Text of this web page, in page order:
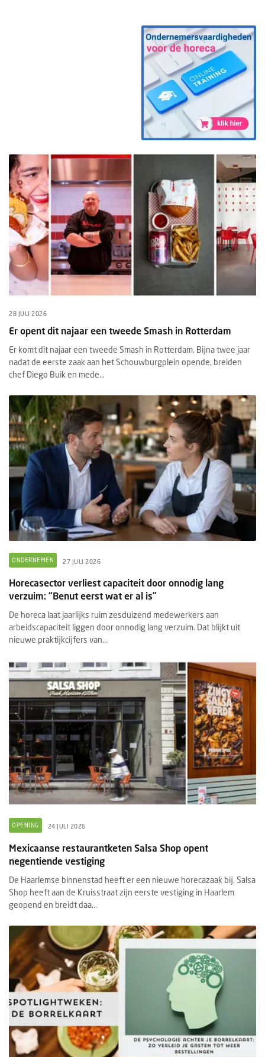
28 JULI 2026
Er opent dit najaar een tweede Smash in Rotterdam
Er komt dit najaar een tweede Smash in Rotterdam. Bijna twee jaar
nadat de eerste zaak aan het Schouwburgplein opende, breiden
chef Diego Buik en mede...
ONDERNEMEN 27 JULI 2026
Horecasector verliest capaciteit door onnodig lang
verzuim: “Benut eerst wat er al is”
De horeca laat jaarlijks ruim zesduizend medewerkers aan
arbeidscapaciteit liggen door onnodig lang verzuim. Dat blijkt uit
nieuwe praktijkcijfers van...
OPENING 24 JULI 2026
Mexicaanse restaurantketen Salsa Shop opent
negentiende vestiging
De Haarlemse binnenstad heeft er een nieuwe horecazaak bij. Salsa
Shop heeft aan de Kruisstraat zijn eerste vestiging in Haarlem
geopend en breidt daa...